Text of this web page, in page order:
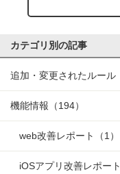
カテゴリ別の記事
追加・変更されたルール
機能情報 （194）
web改善レポート （1）
iOSアプリ改善レポート